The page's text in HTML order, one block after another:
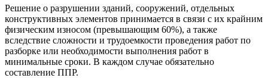
Решение о разрушении зданий, сооружений, отдельных
конструктивных элементов принимается в связи с их крайним
физическим износом (превышающим 60%), а также
вследствие сложности и трудоемкости проведения работ по
разборке или необходимости выполнения работ в
минимальные сроки. В каждом случае обязательно
составление ППР.